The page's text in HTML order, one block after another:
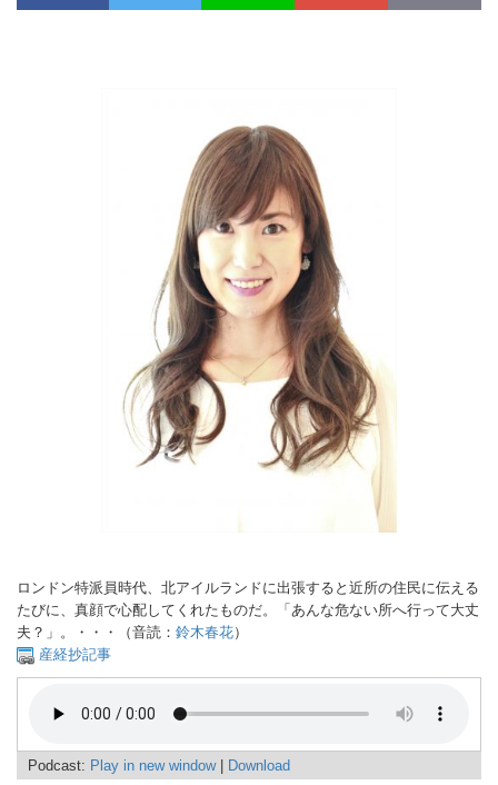
ロンドン特派員時代、北アイルランドに出張すると近所の住民に伝える
たびに、真顔で心配してくれたものだ。「あんな危ない所へ行って大丈
夫？」。・・・（音読： 鈴木春花）
産経抄記事
Podcast: Play in new window| Download